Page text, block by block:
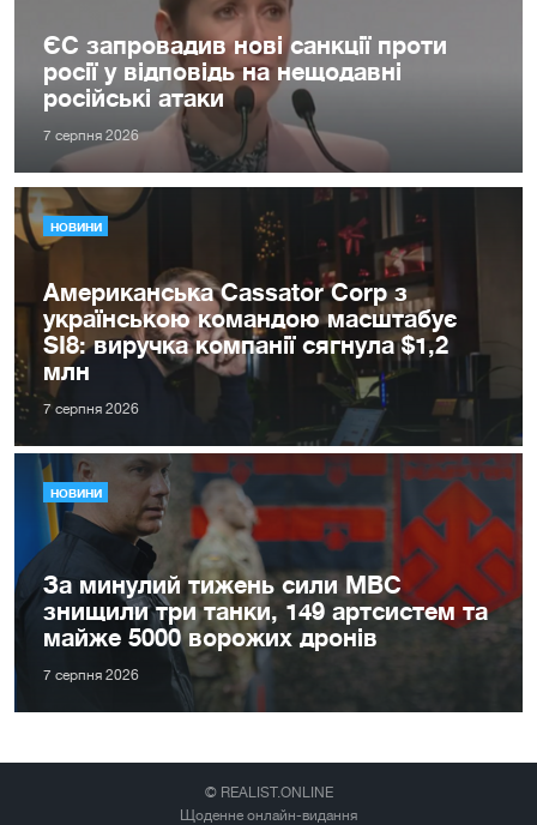
ЄС запровадив нові санкції проти
росії у відповідь на нещодавні
російські атаки
7 серпня 2026
НОВИНИ
Американська Cassator Corp з
українською командою масштабує
SI8: виручка компанії сягнула $1,2
млн
7 серпня 2026
НОВИНИ
За минулий тижень сили МВС
знищили три танки, 149 артсистем та
майже 5000 ворожих дронів
7 серпня 2026
© REALIST.ONLINE
Щоденне онлайн-видання